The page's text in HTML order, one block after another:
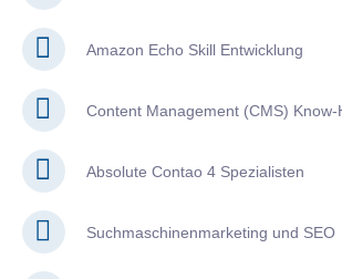
Amazon Echo Skill Entwicklung
Content Management (CMS) Know-
Absolute Contao 4 Spezialisten
Suchmaschinenmarketing und SEO